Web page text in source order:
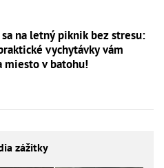
na letný piknik bez stresu:
vychytávky vám
miesto v batohu!
zážitky